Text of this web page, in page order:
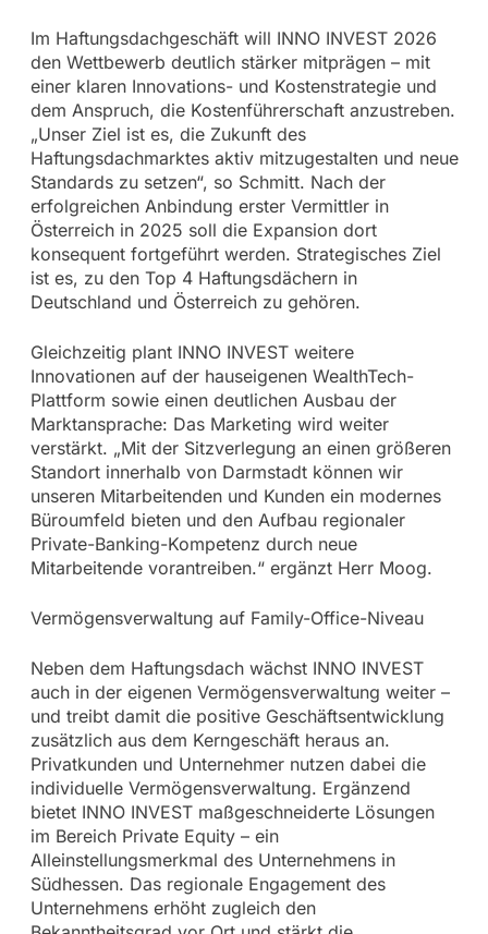
Im Haftungsdachgeschäft will INNO INVEST 2026
den Wettbewerb deutlich stärker mitprägen – mit
einer klaren Innovations- und Kostenstrategie und
dem Anspruch, die Kostenführerschaft anzustreben.
„Unser Ziel ist es, die Zukunft des
Haftungsdachmarktes aktiv mitzugestalten und neue
Standards zu setzen“, so Schmitt. Nach der
erfolgreichen Anbindung erster Vermittler in
Österreich in 2025 soll die Expansion dort
konsequent fortgeführt werden. Strategisches Ziel
ist es, zu den Top 4 Haftungsdächern in
Deutschland und Österreich zu gehören.
Gleichzeitig plant INNO INVEST weitere
Innovationen auf der hauseigenen WealthTech-
Plattform sowie einen deutlichen Ausbau der
Marktansprache: Das Marketing wird weiter
verstärkt. „Mit der Sitzverlegung an einen größeren
Standort innerhalb von Darmstadt können wir
unseren Mitarbeitenden und Kunden ein modernes
Büroumfeld bieten und den Aufbau regionaler
Private-Banking-Kompetenz durch neue
Mitarbeitende vorantreiben.“ ergänzt Herr Moog.
Vermögensverwaltung auf Family-Office-Niveau
Neben dem Haftungsdach wächst INNO INVEST
auch in der eigenen Vermögensverwaltung weiter –
und treibt damit die positive Geschäftsentwicklung
zusätzlich aus dem Kerngeschäft heraus an.
Privatkunden und Unternehmer nutzen dabei die
individuelle Vermögensverwaltung. Ergänzend
bietet INNO INVEST maßgeschneiderte Lösungen
im Bereich Private Equity – ein
Alleinstellungsmerkmal des Unternehmens in
Südhessen. Das regionale Engagement des
Unternehmens erhöht zugleich den